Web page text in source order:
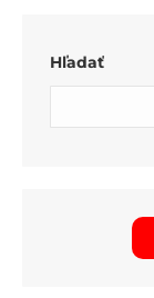
Hľadať